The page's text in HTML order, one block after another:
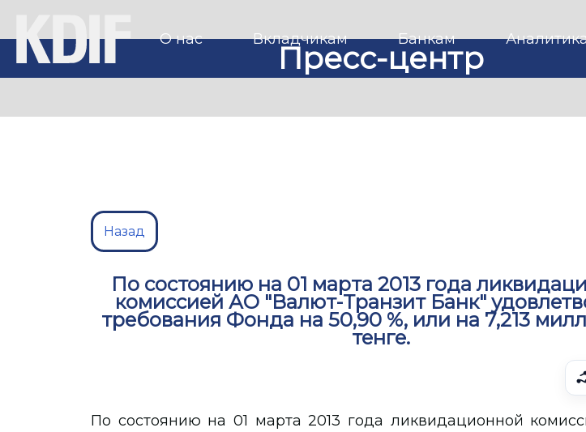
О нас Вкладчикам Банкам
Пресс-центр
Назад
По состоянию на 01 марта 2013 года
комиссией АО "Валют-Транзит Банк"
требования Фонда на 50,90 %, или на 7,213
тенге.
По состоянию на 01 марта 2013 года ликвидационной